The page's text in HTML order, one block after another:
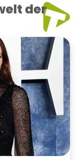
der